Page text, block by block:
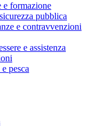
e formazione
pubblica
e contravvenzioni
e assistenza
pesca